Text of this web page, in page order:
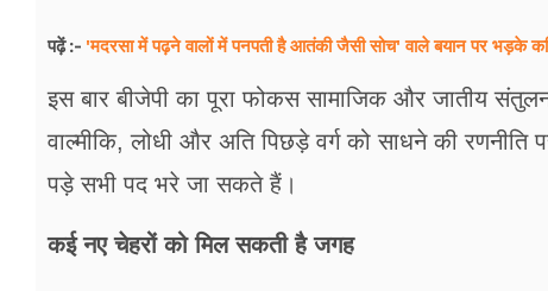
पढ़ें :- 'मदरसा में पढ़ने वालों में पनपती है आतंकी जैसी सोच' वाले बयान पर भड़के
इस बार बीजेपी का पूरा फोकस सामाजिक और जातीय
वाल्मीकि, लोधी और अति पिछड़े वर्ग को साधने की
पड़े सभी पद भरे जा सकते हैं।
कई नए चेहरों को मिल सकती है जगह